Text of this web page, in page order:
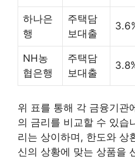
하나은
행
주택담
보대출
NH농
협은행
주택담
보대출
위 표를 통해 각 금융기관
의 금리를 비교할 수 있습
리는 상이하며, 한도와 상
신의 상황에 맞는 상품을